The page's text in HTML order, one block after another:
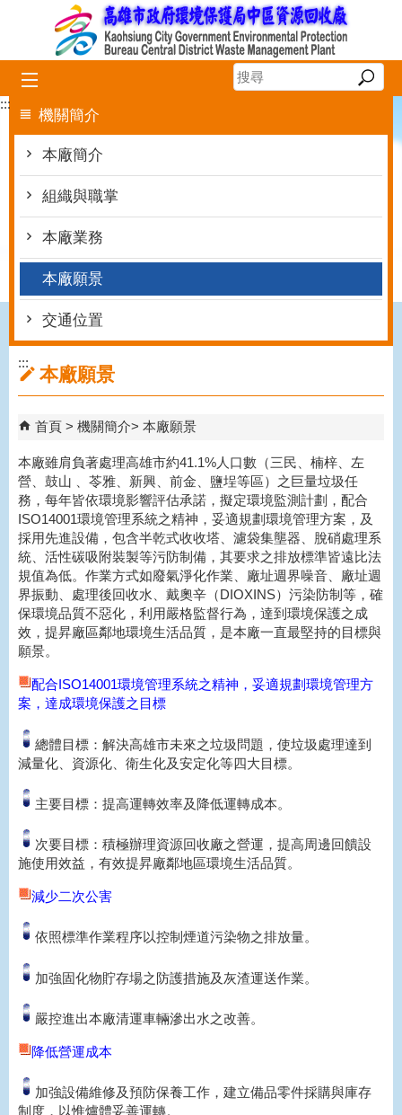
跳到主要內容區塊
:::
機關簡介
本廠簡介
組織與職掌
本廠業務
本廠願景
交通位置
:::
本廠願景
首頁 機關簡介 本廠願景
本廠雖肩負著處理高雄市約41.1%人口數（三民、楠梓、左
營、鼓山 、苓雅、新興、前金、鹽埕等區）之巨量垃圾任
務，每年皆依環境影響評估承諾，擬定環境監測計劃，配合
ISO14001環境管理系統之精神，妥適規劃環境管理方案，及
採用先進設備，包含半乾式收收塔、濾袋集壟器、脫硝處理系
統、活性碳吸附裝製等污防制備，其要求之排放標準皆遠比法
規值為低。作業方式如廢氣淨化作業、廠址週界噪音、廠址週
界振動、處理後回收水、戴奧辛（DIOXINS）污染防制等，確
保環境品質不惡化，利用嚴格監督行為，達到環境保護之成
效，提昇廠區鄰地環境生活品質，是本廠一直最堅持的目標與
願景。
配合ISO14001環境管理系統之精神，妥適規劃環境管理方
案，達成環境保護之目標
總體目標：解決高雄市未來之垃圾問題，使垃圾處理達到
減量化、資源化、衛生化及安定化等四大目標。
主要目標：提高運轉效率及降低運轉成本。
次要目標：積極辦理資源回收廠之營運，提高周邊回饋設
施使用效益，有效提昇廠鄰地區環境生活品質。
減少二次公害
依照標準作業程序以控制煙道污染物之排放量。
加強固化物貯存場之防護措施及灰渣運送作業。
嚴控進出本廠清運車輛滲出水之改善。
降低營運成本
加強設備維修及預防保養工作，建立備品零件採購與庫存
制度，以惟爐體妥善運轉。